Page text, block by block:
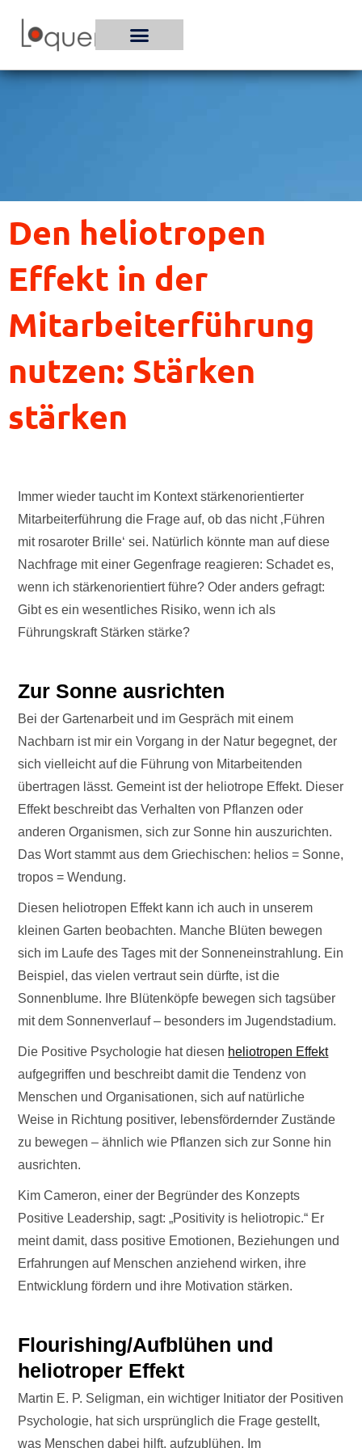
Inhalt
Den heliotropen
Effekt in der
Mitarbeiterführung
nutzen: Stärken
stärken
Immer wieder taucht im Kontext stärkenorientierter
Mitarbeiterführung die Frage auf, ob das nicht ‚Führen
mit rosaroter Brille‘ sei. Natürlich könnte man auf diese
Nachfrage mit einer Gegenfrage reagieren: Schadet es,
wenn ich stärkenorientiert führe? Oder anders gefragt:
Gibt es ein wesentliches Risiko, wenn ich als
Führungskraft Stärken stärke?
Zur Sonne ausrichten
Bei der Gartenarbeit und im Gespräch mit einem
Nachbarn ist mir ein Vorgang in der Natur begegnet, der
sich vielleicht auf die Führung von Mitarbeitenden
übertragen lässt. Gemeint ist der heliotrope Effekt. Dieser
Effekt beschreibt das Verhalten von Pflanzen oder
anderen Organismen, sich zur Sonne hin auszurichten.
Das Wort stammt aus dem Griechischen: helios = Sonne,
tropos = Wendung.
Diesen heliotropen Effekt kann ich auch in unserem
kleinen Garten beobachten. Manche Blüten bewegen
sich im Laufe des Tages mit der Sonneneinstrahlung. Ein
Beispiel, das vielen vertraut sein dürfte, ist die
Sonnenblume. Ihre Blütenköpfe bewegen sich tagsüber
mit dem Sonnenverlauf – besonders im Jugendstadium.
Die Positive Psychologie hat diesen heliotropen Effekt
aufgegriffen und beschreibt damit die Tendenz von
Menschen und Organisationen, sich auf natürliche
Weise in Richtung positiver, lebensfördernder Zustände
zu bewegen – ähnlich wie Pflanzen sich zur Sonne hin
ausrichten.
Kim Cameron, einer der Begründer des Konzepts
Positive Leadership, sagt: „Positivity is heliotropic.“ Er
meint damit, dass positive Emotionen, Beziehungen und
Erfahrungen auf Menschen anziehend wirken, ihre
Entwicklung fördern und ihre Motivation stärken.
Flourishing/Aufblühen und
heliotroper Effekt
Martin E. P. Seligman, ein wichtiger Initiator der Positiven
Psychologie, hat sich ursprünglich die Frage gestellt,
was Menschen dabei hilft, aufzublühen. Im